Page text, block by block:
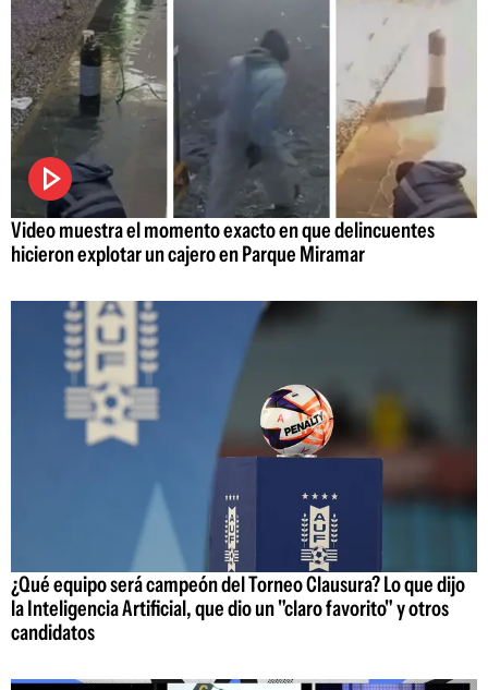
Video muestra el momento exacto en que delincuentes
hicieron explotar un cajero en Parque Miramar
¿Qué equipo será campeón del Torneo Clausura? Lo que dijo
la Inteligencia Artificial, que dio un "claro favorito" y otros
candidatos